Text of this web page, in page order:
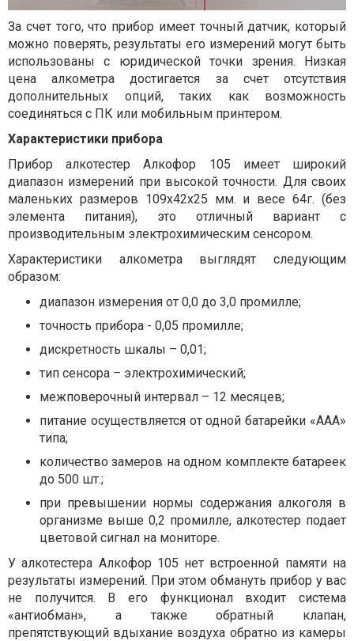
За счет того, что прибор имеет точный датчик, который
можно поверять, результаты его измерений могут быть
использованы с юридической точки зрения. Низкая
цена алкометра достигается за счет отсутствия
дополнительных опций, таких как возможность
соединяться с ПК или мобильным принтером.
Характеристики прибора
Прибор алкотестер Алкофор 105 имеет широкий
диапазон измерений при высокой точности. Для своих
маленьких размеров 109х42х25 мм. и весе 64г. (без
элемента питания), это отличный вариант с
производительным электрохимическим сенсором.
Характеристики алкометра выглядят следующим
образом:
диапазон измерения от 0,0 до 3,0 промилле;
точность прибора - 0,05 промилле;
дискретность шкалы – 0,01;
тип сенсора – электрохимический;
межповерочный интервал – 12 месяцев;
питание осуществляется от одной батарейки «ААА»
типа;
количество замеров на одном комплекте батареек
до 500 шт.;
при превышении нормы содержания алкоголя в
организме выше 0,2 промилле, алкотестер подает
цветовой сигнал на мониторе.
У алкотестера Алкофор 105 нет встроенной памяти на
результаты измерений. При этом обмануть прибор у вас
не получится. В его функционал входит система
«антиобман», а также обратный клапан,
препятствующий вдыхание воздуха обратно из камеры